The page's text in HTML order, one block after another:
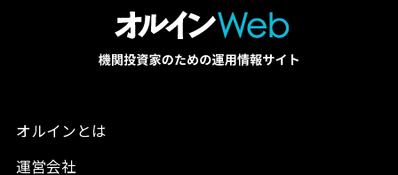
オルインとは
運営会社